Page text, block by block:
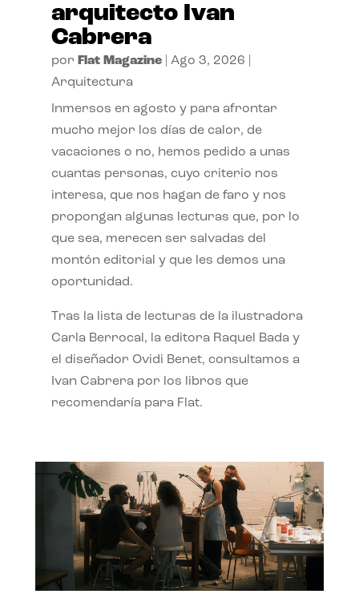
arquitecto Ivan
Cabrera
por Flat Magazine| Ago 3, 2026
Arquitectura
Inmersos en agosto y para afrontar
mucho mejor los días de calor, de
vacaciones o no, hemos pedido a unas
cuantas personas, cuyo criterio nos
interesa, que nos hagan de faro y nos
propongan algunas lecturas que, por lo
que sea, merecen ser salvadas del
montón editorial y que les demos una
oportunidad.
Tras la lista de lecturas de la ilustradora
Carla Berrocal, la editora Raquel Bada y
el diseñador Ovidi Benet, consultamos a
Ivan Cabrera por los libros que
recomendaría para Flat.